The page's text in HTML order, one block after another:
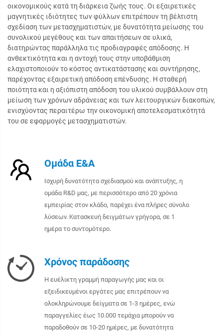
οικονομικούς κατά τη διάρκεια ζωής τους. Οι εξαιρετικές
μαγνητικές ιδιότητες των φύλλων επιτρέπουν τη βέλτιστη
σχεδίαση των μετασχηματιστών, με δυνατότητα μείωσης του
συνολικού μεγέθους και των απαιτήσεων σε υλικά,
διατηρώντας παράλληλα τις προδιαγραφές απόδοσης. Η
ανθεκτικότητα και η αντοχή τους στην υποβάθμιση
ελαχιστοποιούν το κόστος αντικατάστασης και συντήρησης,
παρέχοντας εξαιρετική απόδοση επένδυσης. Η σταθερή
ποιότητα και η αξιόπιστη απόδοση του υλικού συμβάλλουν στη
μείωση των χρόνων αδράνειας και των λειτουργικών διακοπών,
ενισχύοντας περαιτέρω την οικονομική αποτελεσματικότητά
του σε εφαρμογές μετασχηματιστών.
Ομάδα Ε&Α
Ισχυρή δυνατότητα σχεδιασμού και ανάπτυξης, η
ομάδα R&D μας, με περισσότερο από 20 χρόνια
εμπειρίας στον κλάδο, παρέχει ένα πλήρες σύνολο
λύσεων. Κατασκευή δειγμάτων γρήγορα, σε 1
ημέρα το συντομότερο.
Χρόνος παράδοσης
Η ευέλικτη γραμμή παραγωγής μας και οι
εξειδικευμένοι εργάτες μας επιτρέπουν να
ολοκληρώνουμε δείγματα σε 1-3 ημέρες, ενώ
παραγγελίες έως 10.000 τεμάχια μπορούν να
παραδοθούν σε 10-20 ημέρες, με δυνατότητα